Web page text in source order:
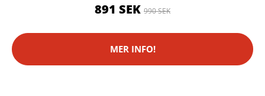
891 SEK 990 SEK
MER INFO!